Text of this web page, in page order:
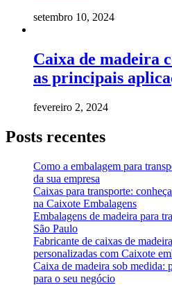
setembro 10, 2024
Caixa de madeira
as principais
fevereiro 2, 2024
Posts recentes
Como a embalagem para
da sua empresa
Caixas para transporte:
na Caixote Embalagens
Embalagens de madeira para
São Paulo
Fabricante de caixas de
personalizadas com Caixote
Caixa de madeira sob medida:
para o seu negócio